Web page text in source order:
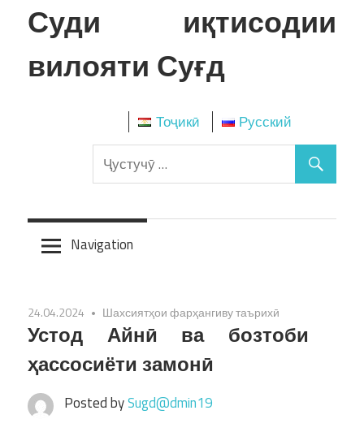
Skip
to
Суди иқтисодии
вилояти Суғд
Тоҷикӣ Русский
Navigation
24.04.2024 Шахсиятҳои фарҳангиву таърихӣ
Устод Айнӣ ва бозтоби
ҳассосиёти замонӣ
Posted bySugd@dmin19